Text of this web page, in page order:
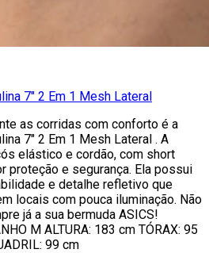
7" 2 Em 1 Mesh Lateral
as corridas com conforto é a
7" 2 Em 1 Mesh Lateral . A
elástico e cordão, com short
proteção e segurança. Ela possui
e detalhe refletivo que
locais com pouca iluminação. Não
já a sua bermuda ASICS!
M ALTURA: 183 cm TÓRAX: 95
99 cm